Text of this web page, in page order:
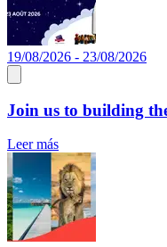
19/08/2026 - 23/08/2026
Join us to building
Leer más